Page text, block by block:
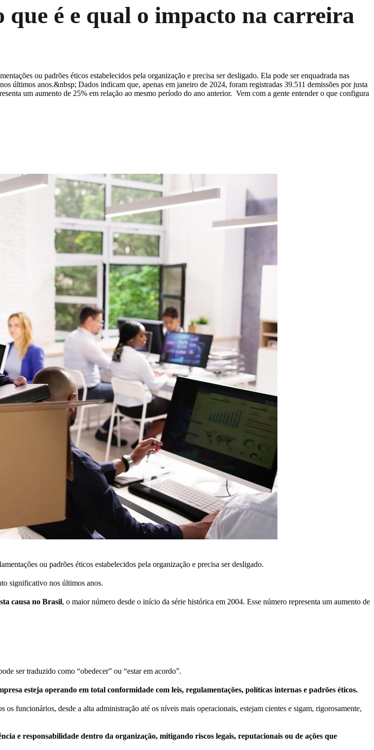
é e qual o impacto na carreira
ou padrões éticos estabelecidos pela organização e precisa ser desligado. Ela pode ser enquadrada nas
últimos anos.&nbsp; Dados indicam que, apenas em janeiro de 2024, foram registradas 39.511 demissões por justa
um aumento de 25% em relação ao mesmo período do ano anterior. Vem com a gente entender o que configura
ou padrões éticos estabelecidos pela organização e precisa ser desligado.
significativo nos últimos anos.
causa no Brasil, o maior número desde o início da série histórica em 2004. Esse número representa um aumento de
ser traduzido como “obedecer” ou “estar em acordo”.
esteja operando em total conformidade com leis, regulamentações, políticas internas e padrões éticos.
funcionários, desde a alta administração até os níveis mais operacionais, estejam cientes e sigam, rigorosamente,
e responsabilidade dentro da organização, mitigando riscos legais, reputacionais ou de ações que